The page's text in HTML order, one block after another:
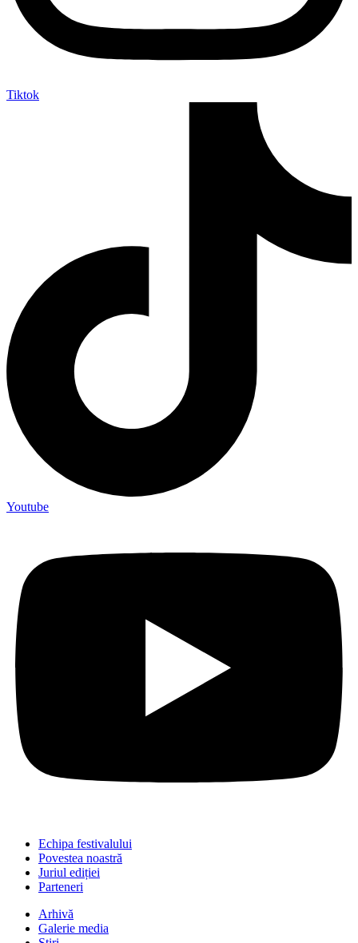
Tiktok
Youtube
Echipa festivalului
Povestea noastră
Juriul ediției
Parteneri
Arhivă
Galerie media